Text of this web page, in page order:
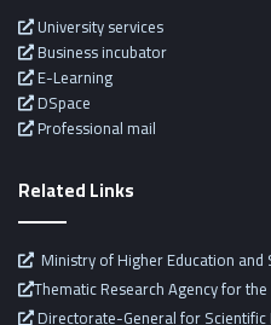
University services
Business incubator
E-Learning
DSpace
Professional mail
Related Links
Ministry of Higher Education and
Thematic Research Agency for
Directorate-General for Scientific